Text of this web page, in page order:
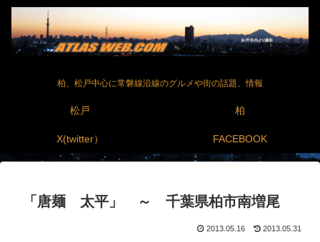
柏、松戸中心に常磐線沿線のグルメや街の話題、情報
松戸 柏
X(twitter） FACEBOOK
「唐麺 太平」 ～ 千葉県柏市南増尾
2013.05.16 2013.05.31